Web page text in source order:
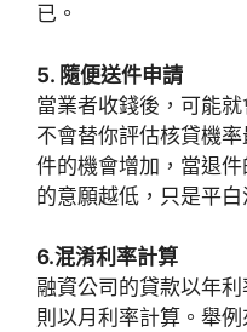
已。
5. 隨便送件申請
當業者收錢後，可能
不會替你評估核貸機
件的機會增加，當退
的意願越低，只是平
6.混淆利率計算
融資公司的貸款以年
則以月利率計算。舉